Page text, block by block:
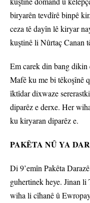
biryarên tevdîrê binpê
ceza tê dayîn lê kiryar
kuştinê li Nûrtaç Canan
Em carek din bang dikin
Mafê ku me bi têkoşînê
îktîdar dixwaze
diparêz e derxe. Her
ku kiryaran diparêz e.
PAKÊTA NÛ YA
Di 9’emîn Pakêta
guhertinek heye. Jinan
wiha li cîhanê û